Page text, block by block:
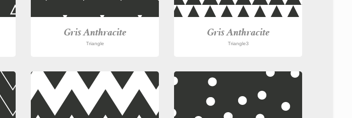
Gris Anthracite
Triangle
Gris Anthracite
Triangle3